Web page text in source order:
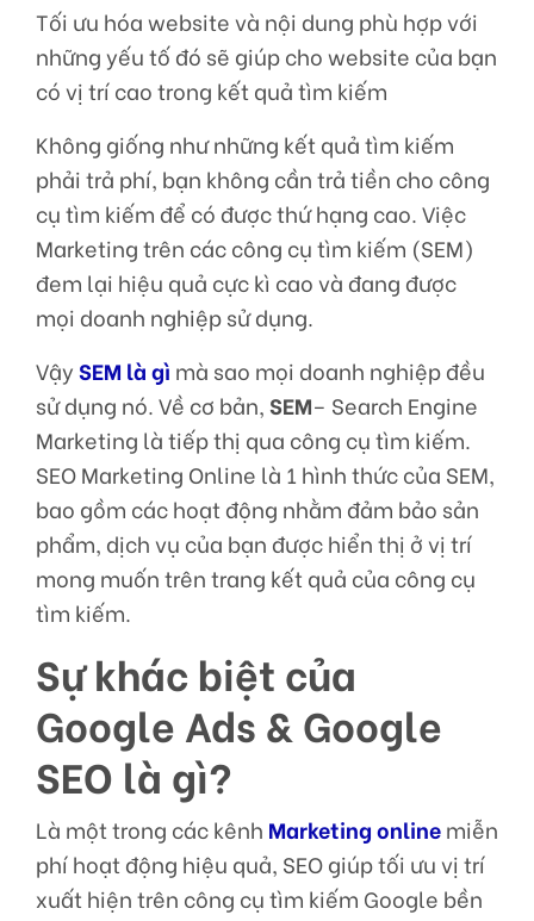
Tối ưu hóa website và nội dung phù hợp với
những yếu tố đó sẽ giúp cho website của bạn
có vị trí cao trong kết quả tìm kiếm
Không giống như những kết quả tìm kiếm
phải trả phí, bạn không cần trả tiền cho công
cụ tìm kiếm để có được thứ hạng cao. Việc
Marketing trên các công cụ tìm kiếm (SEM)
đem lại hiệu quả cực kì cao và đang được
mọi doanh nghiệp sử dụng.
VậySEM là gì mà sao mọi doanh nghiệp đều
sử dụng nó. Về cơ bản,SEM– Search Engine
Marketing là tiếp thị qua công cụ tìm kiếm.
SEO Marketing Online là 1 hình thức của SEM,
bao gồm các hoạt động nhằm đảm bảo sản
phẩm, dịch vụ của bạn được hiển thị ở vị trí
mong muốn trên trang kết quả của công cụ
tìm kiếm.
Sự khác biệt của
Google Ads & Google
SEO là gì?
Là một trong các kênh Marketing onlinemiễn
phí hoạt động hiệu quả, SEO giúp tối ưu vị trí
xuất hiện trên công cụ tìm kiếm Google bền